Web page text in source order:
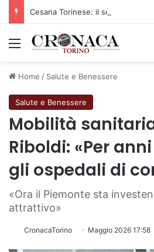
Menu
Home / Salute e Benessere
Salute e Benessere
Mobilità
Riboldi: «Per
gli ospedali di
«Ora il Piemonte sta
attrattivo»
CronacaTorino Maggio 2026 17:58